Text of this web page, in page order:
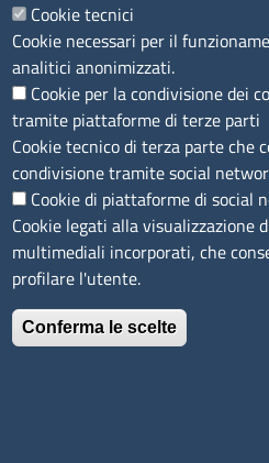
RISULTATO DI BILANCIO 2020
€ 24.436
RISULTATO DI BILANCIO 2019
€ 991.151,72
INCARICHI DELL'ORGANO
COMPENSI EROGATI NEL
Francesco Querci presidente
Fabia Romagnoli consigliere €
Antonio Napolitano
Catia Baroncelli consigliere
Cookie tecnici
Cookie necessari per il
analitici anonimizzati.
Cookie per la condivisione dei
tramite piattaforme di terze parti
Cookie tecnico di terza parte che
condivisione tramite social
Cookie di piattaforme di social
Cookie legati alla visualizzazione
multimediali incorporati, che
profilare l'utente.
Conferma le scelte